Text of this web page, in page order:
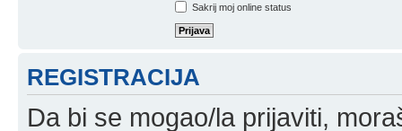
Sakrij moj online status
REGISTRACIJA
Da bi se mogao/la prijaviti,